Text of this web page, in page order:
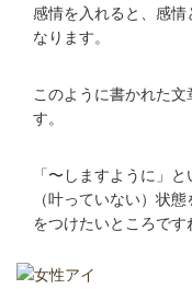
感情を入れると、感情
なります。
このように書かれた
す。
「〜しますように」
（叶っていない）状
をつけたいところです